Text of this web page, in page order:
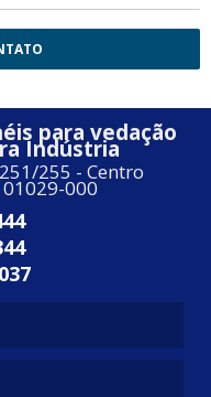
para vedação
Indústria
255 - Centro
01029-000